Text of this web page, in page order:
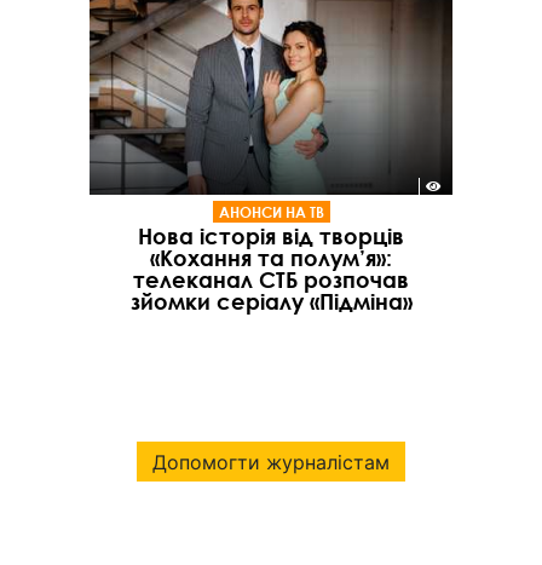
АНОНСИ НА ТВ
Нова історія від творців
«Кохання та полум’я»:
телеканал СТБ розпочав
зйомки серіалу «Підміна»
Допомогти журналістам